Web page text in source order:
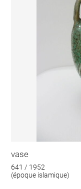
vase
641 / 1952
(époque islamique)